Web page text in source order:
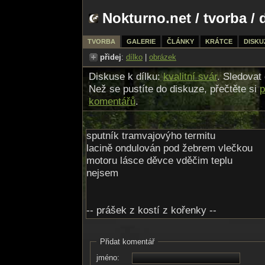
Nokturno.net / tvorba/
TVORBA GALERIE ČLÁNKY KRÁTCE
přidej: dílko obrázek
Diskuse k dílku:kvalitní svár.
Než se pustíte do diskuze, přečtěte si
komentářů.
sputník tramvajovýho termitu
lacině ondulován pod žebrem vlečkou
motoru lásce děvce vděčim teplu
nejsem
-- prášek z kostí z kořenky --
pluju vizí
kde lidský kroky tvoří bránu
Přidat komentář
jméno: